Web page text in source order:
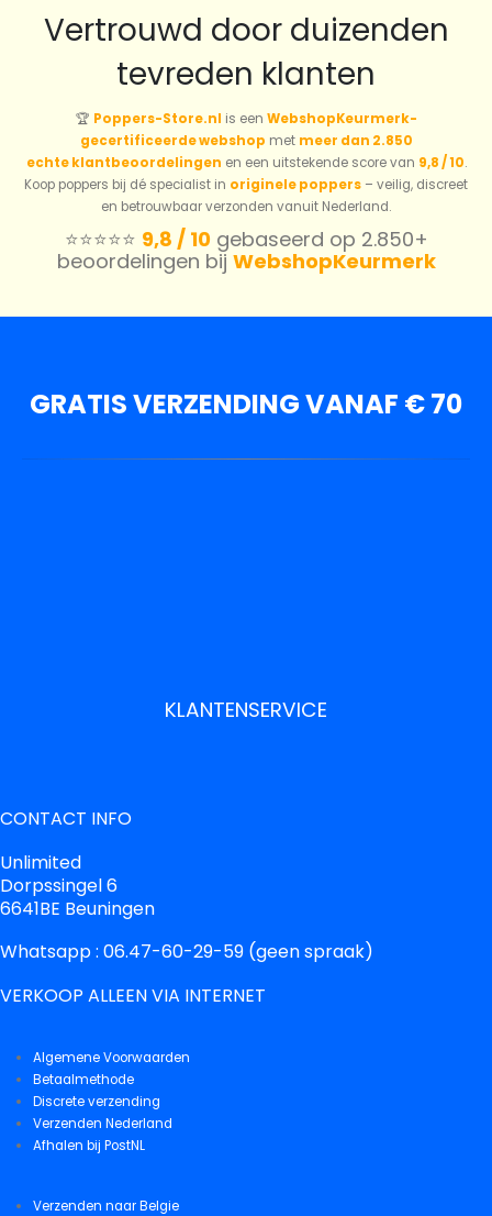
Vertrouwd door duizenden
tevreden klanten
🏆 Poppers-Store.nl is een WebshopKeurmerk-
gecertificeerde webshop met meer dan 2.850
echte klantbeoordelingen en een uitstekende score van 9,8 / 10.
Koop poppers bij dé specialist in originele poppers – veilig, discreet
en betrouwbaar verzonden vanuit Nederland.
⭐️⭐️⭐️⭐️⭐️ 9,8 / 10gebaseerd op 2.850+
beoordelingen bij WebshopKeurmerk
GRATIS VERZENDING VANAF € 70
KLANTENSERVICE
CONTACT INFO
Unlimited
Dorpssingel 6
6641BE Beuningen
Whatsapp : 06.47-60-29-59 (geen spraak)
VERKOOP ALLEEN VIA INTERNET
Algemene Voorwaarden
Betaalmethode
Discrete verzending
Verzenden Nederland
Afhalen bij PostNL
Verzenden naar Belgie